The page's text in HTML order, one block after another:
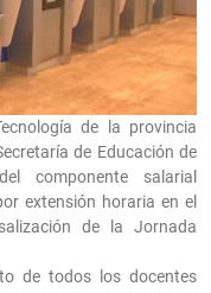
de la provincia
de Educación de
componente salarial
extensión horaria en el
de la Jornada
de todos los docentes